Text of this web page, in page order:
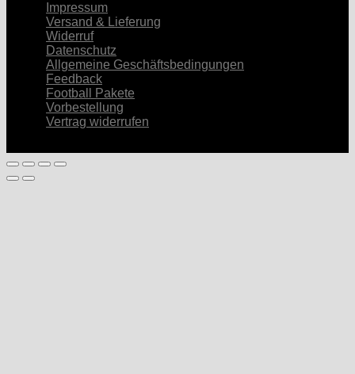
Impressum
Versand & Lieferung
Widerruf
Datenschutz
Allgemeine Geschäftsbedingungen
Feedback
Football Pakete
Vorbestellung
Vertrag widerrufen